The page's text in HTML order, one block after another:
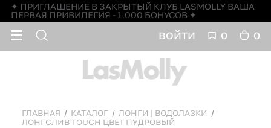
✦ ПРИГЛАШЕНИЕ В ЗАКРЫТЫЙ КЛУБ LASMOLLY ВАША
ПЕРВАЯ ПРИВИЛЕГИЯ - 1.000 БОНУСОВ ✦
ВОЙТИ 0 0
ГЛАВНАЯ КАТАЛОГ
ЛОНГИ | ВОДОЛАЗКИ
ЛОНГСЛИВ TOUCH ЦВЕТ ПУДРОВЫЙ